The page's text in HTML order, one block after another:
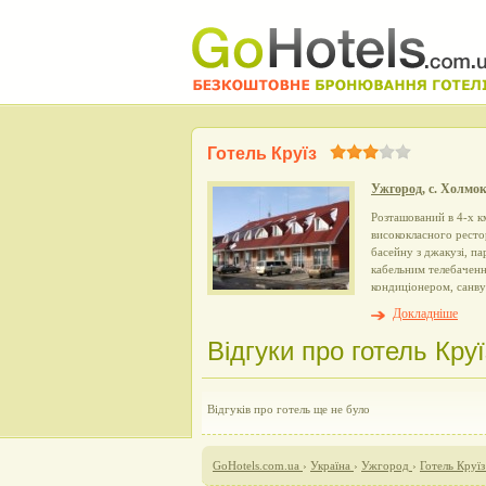
Готель Круїз
Ужгород, с.
Розташований в 4-х
висококласного
басейну з джакузі,
кабельним
кондиціонером,
Докладніше
Відгуки про готель
Відгуків про готель ще не було
GoHotels.com.ua › Україна › Ужгород › Готель Круїз